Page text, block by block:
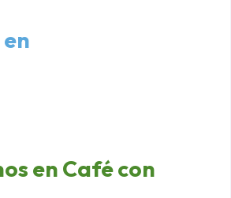
en Café con